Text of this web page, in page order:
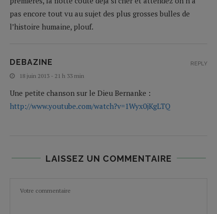
pas encore tout vu au sujet des plus grosses bulles de
l’histoire humaine, plouf.
DEBAZINE
18 juin 2013 - 21 h 33 min
Une petite chanson sur le Dieu Bernanke :
http://www.youtube.com/watch?v=1Wyx0jKgLTQ
REPLY
LAISSEZ UN COMMENTAIRE